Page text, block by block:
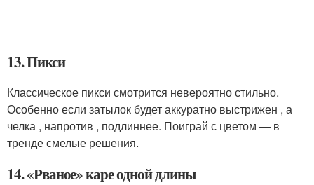
13. Пикси
Классическое пикси смотрится невероятно стильно.
Особенно если затылок будет аккуратно выстрижен , а
челка , напротив , подлиннее. Поиграй с цветом — в
тренде смелые решения.
14. «Рваное» каре одной длины